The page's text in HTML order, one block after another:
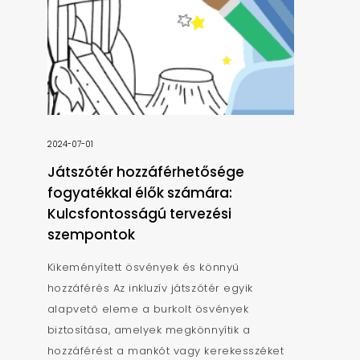
2024-07-01
Játszótér hozzáférhetősége
fogyatékkal élők számára:
Kulcsfontosságú tervezési
szempontok
Kikeményített ösvények és könnyű
hozzáférés Az inkluzív játszótér egyik
alapvető eleme a burkolt ösvények
biztosítása, amelyek megkönnyítik a
hozzáférést a mankót vagy kerekesszéket